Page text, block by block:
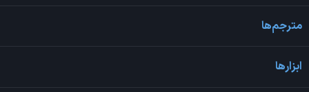
مترجم‌ها
ابزارها